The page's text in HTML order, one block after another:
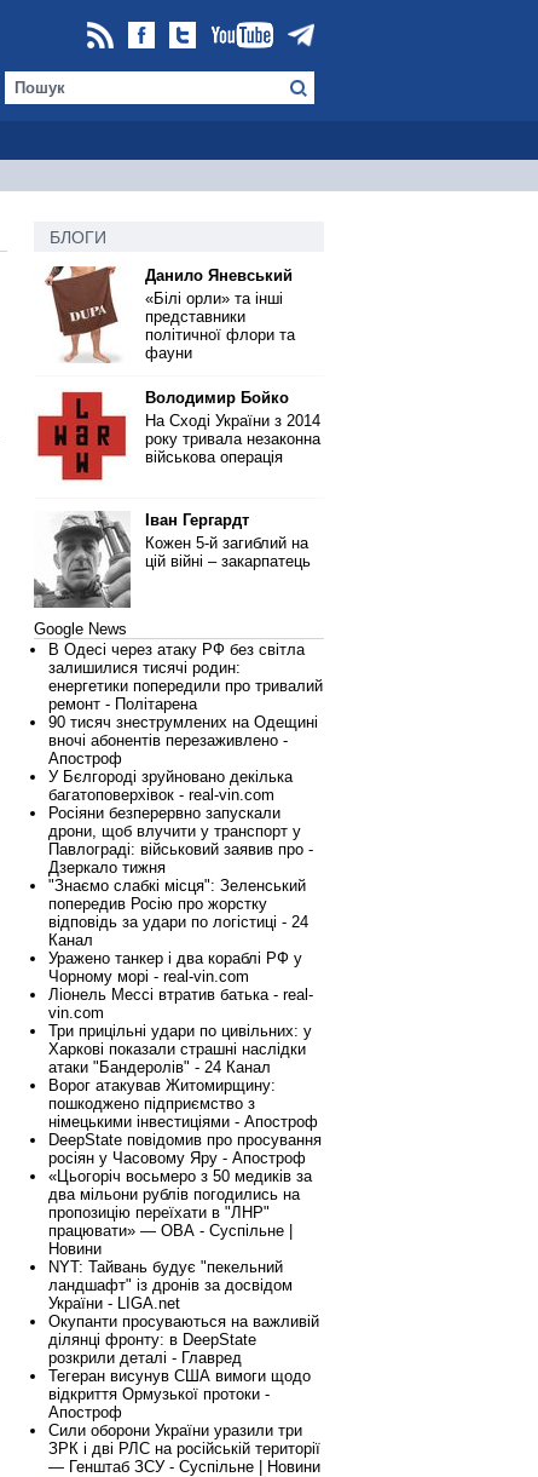
БЛОГИ
Данило Яневський
«Білі орли» та інші
представники
політичної флори та
фауни
Володимир Бойко
На Сході України з 2014
року тривала незаконна
військова операція
Іван Гергардт
Кожен 5-й загиблий на
цій війні – закарпатець
Google News
В Одесі через атаку РФ без світла
залишилися тисячі родин:
енергетики попередили про тривалий
ремонт - Політарена
90 тисяч знеструмлених на Одещині
вночі абонентів перезаживлено -
Апостроф
У Бєлгороді зруйновано декілька
багатоповерхівок - real-vin.com
Росіяни безперервно запускали
дрони, щоб влучити у транспорт у
Павлограді: військовий заявив про -
Дзеркало тижня
"Знаємо слабкі місця": Зеленський
попередив Росію про жорстку
відповідь за удари по логістиці - 24
Канал
Уражено танкер і два кораблі РФ у
Чорному морі - real-vin.com
Ліонель Мессі втратив батька - real-
vin.com
Три прицільні удари по цивільних: у
Харкові показали страшні наслідки
атаки "Бандеролів" - 24 Канал
Ворог атакував Житомирщину:
пошкоджено підприємство з
німецькими інвестиціями - Апостроф
DeepState повідомив про просування
росіян у Часовому Яру - Апостроф
«Цьогоріч восьмеро з 50 медиків за
два мільони рублів погодились на
пропозицію переїхати в "ЛНР"
працювати» — ОВА - Суспільне |
Новини
NYT: Тайвань будує "пекельний
ландшафт" із дронів за досвідом
України - LIGA.net
Окупанти просуваються на важливій
ділянці фронту: в DeepState
розкрили деталі - Главред
Тегеран висунув США вимоги щодо
відкриття Ормузької протоки -
Апостроф
Сили оборони України уразили три
ЗРК і дві РЛС на російській території
— Генштаб ЗСУ - Суспільне | Новини